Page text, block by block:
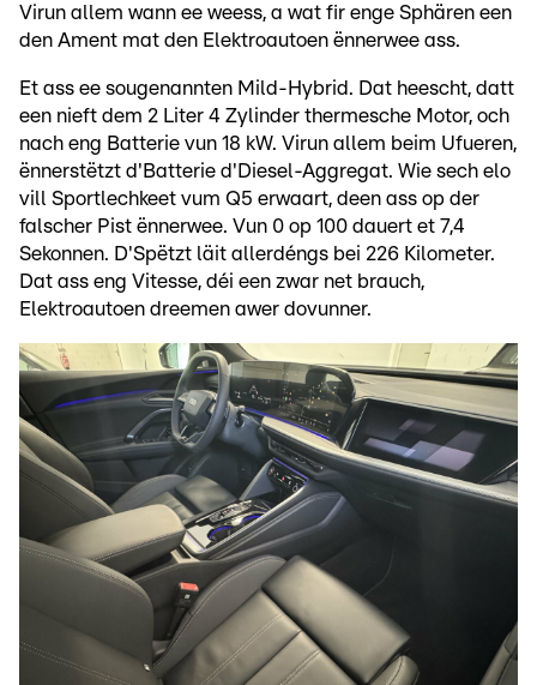
Virun allem wann ee weess, a wat fir enge Sphären een
den Ament mat den Elektroautoen ënnerwee ass.
Et ass ee sougenannten Mild-Hybrid. Dat heescht, datt
een nieft dem 2 Liter 4 Zylinder thermesche Motor, och
nach eng Batterie vun 18 kW. Virun allem beim Ufueren,
ënnerstëtzt d'Batterie d'Diesel-Aggregat. Wie sech elo
vill Sportlechkeet vum Q5 erwaart, deen ass op der
falscher Pist ënnerwee. Vun 0 op 100 dauert et 7,4
Sekonnen. D'Spëtzt läit allerdéngs bei 226 Kilometer.
Dat ass eng Vitesse, déi een zwar net brauch,
Elektroautoen dreemen awer dovunner.